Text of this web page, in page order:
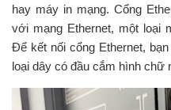
hay máy in mạng. Cổng
với mạng Ethernet, một loại
Để kết nối cổng Ethernet,
loại dây có đầu cắm hình chữ